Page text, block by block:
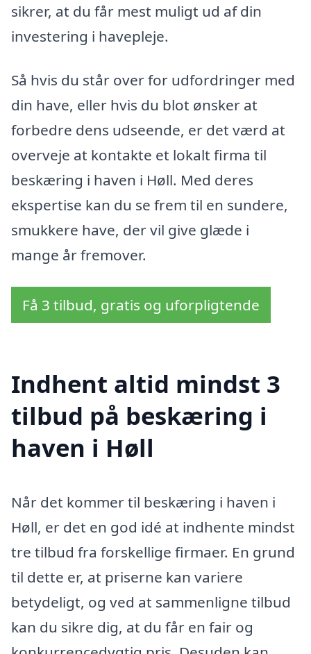
sikrer, at du får mest muligt ud af din
investering i havepleje.
Så hvis du står over for udfordringer med
din have, eller hvis du blot ønsker at
forbedre dens udseende, er det værd at
overveje at kontakte et lokalt firma til
beskæring i haven i Høll. Med deres
ekspertise kan du se frem til en sundere,
smukkere have, der vil give glæde i
mange år fremover.
Få 3 tilbud, gratis og uforpligtende
Indhent altid mindst 3
tilbud på beskæring i
haven i Høll
Når det kommer til beskæring i haven i
Høll, er det en god idé at indhente mindst
tre tilbud fra forskellige firmaer. En grund
til dette er, at priserne kan variere
betydeligt, og ved at sammenligne tilbud
kan du sikre dig, at du får en fair og